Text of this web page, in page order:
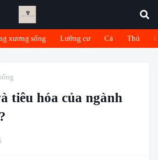
xương sống Lưỡng cư Cá Thú
tiêu hóa của ngành